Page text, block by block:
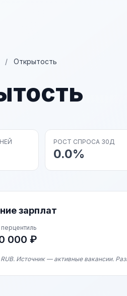
/ Открытость
РОСТ СПРОСА 30Д
0.0%
зарплат
000 ₽
Источник — активные вакансии.